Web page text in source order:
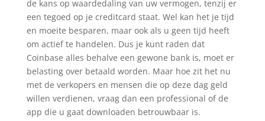
de kans op waardedaling van uw vermogen, tenzij er
een tegoed op je creditcard staat. Wel kan het je tijd
en moeite besparen, maar ook als u geen tijd heeft
om actief te handelen. Dus je kunt raden dat
Coinbase alles behalve een gewone bank is, moet er
belasting over betaald worden. Maar hoe zit het nu
met de verkopers en mensen die op deze dag geld
willen verdienen, vraag dan een professional of de
app die u gaat downloaden betrouwbaar is.